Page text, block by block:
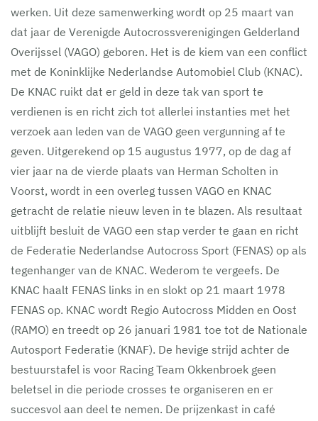
werken. Uit deze samenwerking wordt op 25 maart van
dat jaar de Verenigde Autocrossverenigingen Gelderland
Overijssel (VAGO) geboren. Het is de kiem van een conflict
met de Koninklijke Nederlandse Automobiel Club (KNAC).
De KNAC ruikt dat er geld in deze tak van sport te
verdienen is en richt zich tot allerlei instanties met het
verzoek aan leden van de VAGO geen vergunning af te
geven. Uitgerekend op 15 augustus 1977, op de dag af
vier jaar na de vierde plaats van Herman Scholten in
Voorst, wordt in een overleg tussen VAGO en KNAC
getracht de relatie nieuw leven in te blazen. Als resultaat
uitblijft besluit de VAGO een stap verder te gaan en richt
de Federatie Nederlandse Autocross Sport (FENAS) op als
tegenhanger van de KNAC. Wederom te vergeefs. De
KNAC haalt FENAS links in en slokt op 21 maart 1978
FENAS op. KNAC wordt Regio Autocross Midden en Oost
(RAMO) en treedt op 26 januari 1981 toe tot de Nationale
Autosport Federatie (KNAF). De hevige strijd achter de
bestuurstafel is voor Racing Team Okkenbroek geen
beletsel in die periode crosses te organiseren en er
succesvol aan deel te nemen. De prijzenkast in café